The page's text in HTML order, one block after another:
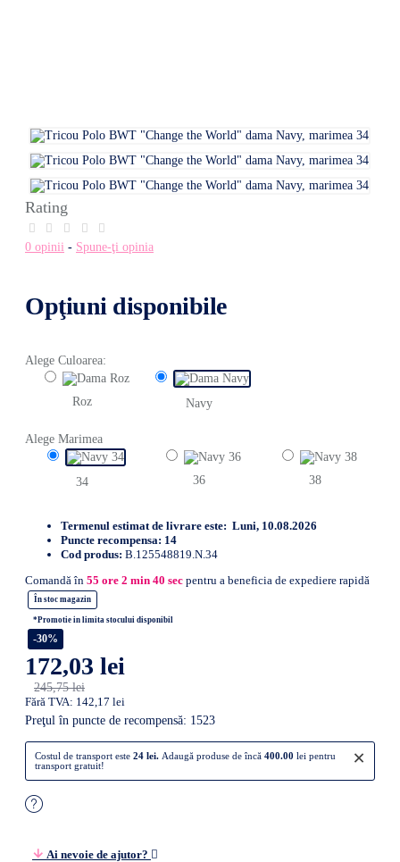
Rating
0 opinii - Spune-ţi opinia
Opţiuni disponibile
Alege Culoarea:
Roz Navy
Alege Marimea
34 36 38
Termenul estimat de livrare este: Luni, 10.08.2026
Puncte recompensa: 14
Cod produs: B.125548819.N.34
Comandă în 55 ore 2 min 40 sec pentru a beneficia de expediere rapidă
În stoc magazin
*Promotie in limita stocului disponibil
-30%
172,03 lei
245,75 lei
Fără TVA: 142,17 lei
Preţul în puncte de recompensă: 1523
×
Costul de transport este 24 lei. Adaugă produse de încă 400.00 lei pentru
transport gratuit!
Ai nevoie de ajutor?